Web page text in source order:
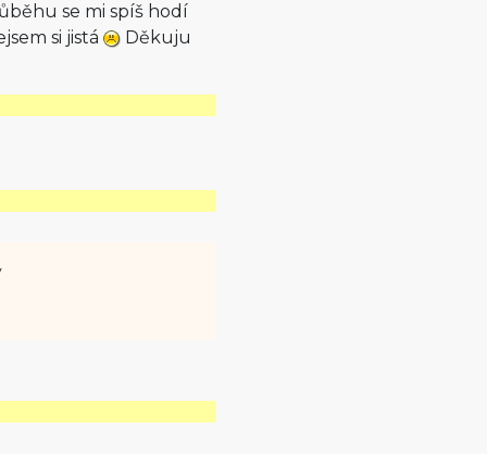
se mi spíš hodí
si jistá
Děkuju